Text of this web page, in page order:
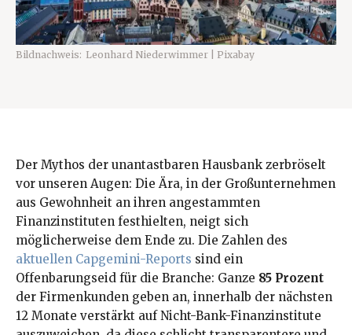
Bildnachweis: Leonhard Niederwimmer | Pixabay
Der Mythos der unantastbaren Hausbank zerbröselt
vor unseren Augen: Die Ära, in der Großunternehmen
aus Gewohnheit an ihren angestammten
Finanzinstituten festhielten, neigt sich
möglicherweise dem Ende zu. Die Zahlen des
aktuellen Capgemini-Reports sind ein
Offenbarungseid für die Branche: Ganze 85 Prozent
der Firmenkunden geben an, innerhalb der nächsten
12 Monate verstärkt auf Nicht-Bank-Finanzinstitute